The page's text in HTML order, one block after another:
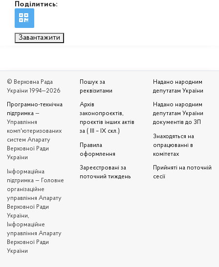
Поділитись:
Завантажити
© Верховна Рада
України 1994—2026
Програмно-технічна
підтримка —
Управління
комп'ютеризованих
систем Апарату
Верховної Ради
України
Iнформаційна
підтримка — Головне
організаційне
управління Апарату
Верховної Ради
України,
Інформаційне
управління Апарату
Верховної Ради
України
Пошук за
реквізитами
Архів
законопроєктів,
проєктів інших актів
за ( III – IX скл.)
Правила
оформлення
Зареєстровані за
поточний тиждень
Надано народним
депутатам України
Надано народним
депутатам України
документів до ЗП
Знаходяться на
опрацюванні в
комітетах
Прийняті на поточній
сесії